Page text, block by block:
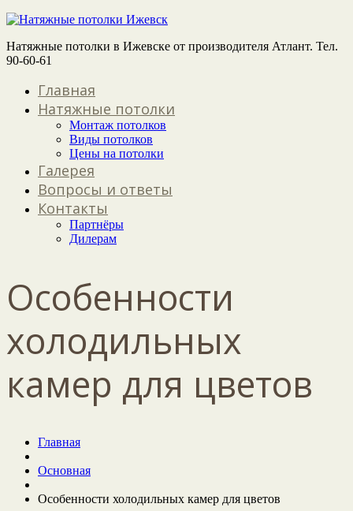
Натяжные потолки в Ижевске от производителя Атлант. Тел.
90-60-61
Главная
Натяжные потолки
Монтаж потолков
Виды потолков
Цены на потолки
Галерея
Вопросы и ответы
Контакты
Партнёры
Дилерам
Особенности
холодильных
камер для цветов
Главная
Основная
Особенности холодильных камер для цветов